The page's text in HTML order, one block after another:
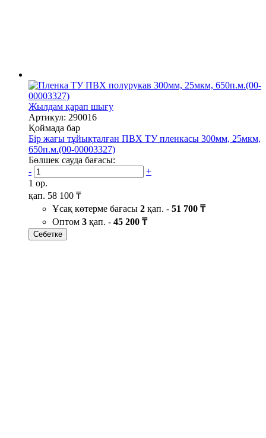
Жылдам қарап шығу
Артикул: 290016
Қоймада бар
Бір жағы тұйықталған ПВХ ТУ пленкасы 300мм, 25мкм,
650п.м.(00-00003327)
Бөлшек сауда бағасы:
-
+
1 ор.
қап. 58 100 ₸
Ұсақ көтерме бағасы 2 қап. - 51 700 ₸
Оптом 3 қап. - 45 200 ₸
Себетке